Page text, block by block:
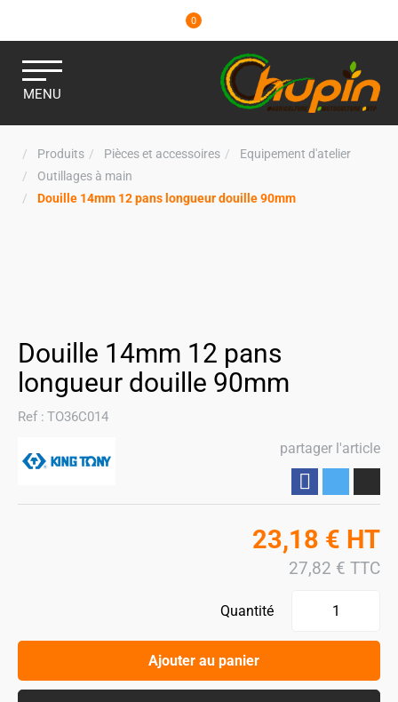
0
MENU
Produits Pièces et accessoires
Equipement d'atelier
Outillages à main
Douille 14mm 12 pans longueur douille 90mm
Douille 14mm 12 pans
longueur douille 90mm
Ref : TO36C014
partager l'article
23,18 € HT
27,82 € TTC
Quantité
Ajouter au panier